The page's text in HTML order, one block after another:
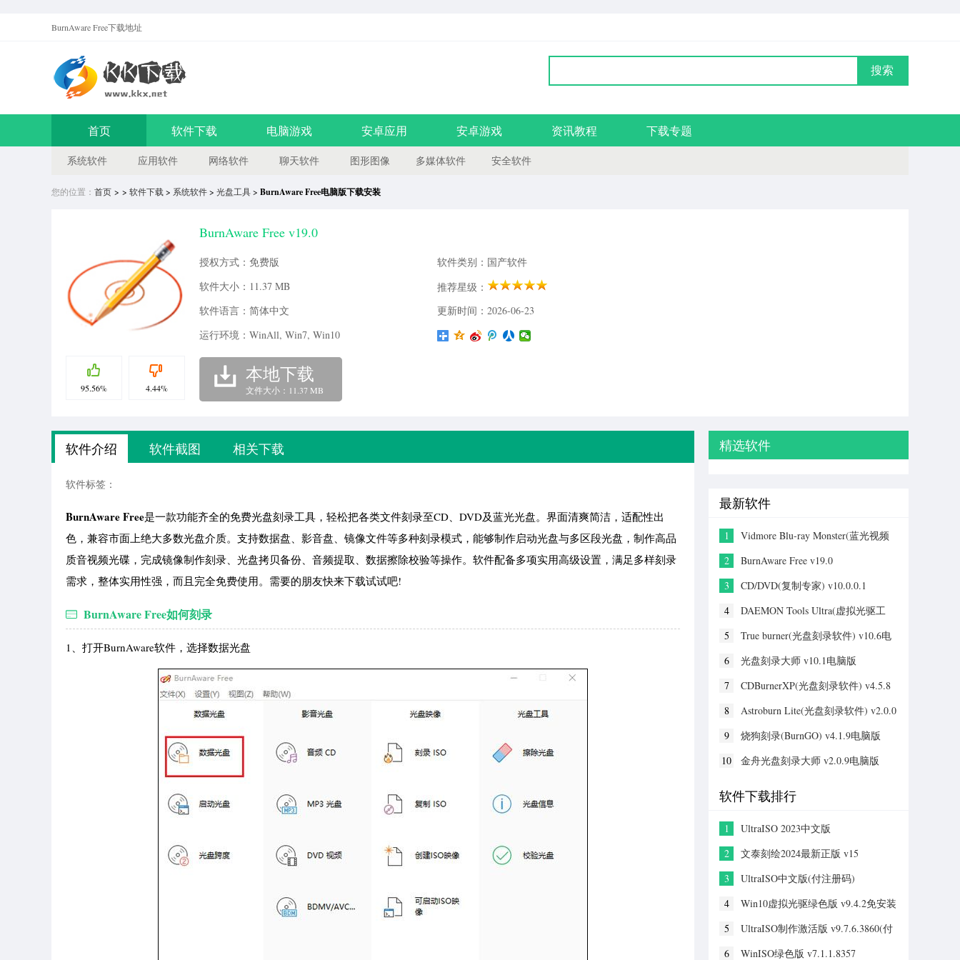
BurnAware Free下载地址
搜索
首页 软件下载 电脑游戏 安卓应用 安卓游戏 资讯教程 下载专题
系统软件 应用软件 网络软件 聊天软件 图形图像 多媒体软件 安全软件
您的位置： 首页 > > 软件下载 > 系统软件> 光盘工具> BurnAware Free电脑版下载安装
95.56% 4.44%
BurnAware Free v19.0
授权方式：免费版
软件类别：国产软件
软件大小：11.37 MB
推荐星级：
软件语言：简体中文
更新时间：2026-06-23
运行环境：WinAll, Win7, Win10
本地下载
文件大小：11.37 MB
软件介绍 软件截图 相关下载
软件标签：
BurnAware Free是一款功能齐全的免费光盘刻录工具，轻松把各类文件刻录至CD、DVD及蓝光光盘。界面清爽简洁，适配性出
色，兼容市面上绝大多数光盘介质。支持数据盘、影音盘、镜像文件等多种刻录模式，能够制作启动光盘与多区段光盘，制作高品
质音视频光碟，完成镜像制作刻录、光盘拷贝备份、音频提取、数据擦除校验等操作。软件配备多项实用高级设置，满足多样刻录
需求，整体实用性强，而且完全免费使用。需要的朋友快来下载试试吧!
BurnAware Free如何刻录
1、打开BurnAware软件，选择数据光盘
精选软件
最新软件
1
Vidmore Blu‑ray Monster(蓝光视频
2
BurnAware Free v19.0
3
CD/DVD(复制专家) v10.0.0.1
4
DAEMON Tools Ultra(虚拟光驱工
5
True burner(光盘刻录软件) v10.6电
6
光盘刻录大师 v10.1电脑版
7
CDBurnerXP(光盘刻录软件) v4.5.8
8
Astroburn Lite(光盘刻录软件) v2.0.0
9
烧狗刻录(BurnGO) v4.1.9电脑版
10
金舟光盘刻录大师 v2.0.9电脑版
软件下载排行
1
UltraISO 2023中文版
2
文泰刻绘2024最新正版 v15
3
UltraISO中文版(付注册码)
4
Win10虚拟光驱绿色版 v9.4.2免安装
5
UltraISO制作激活版 v9.7.6.3860(付
6 WinISO绿色版 v7.1.1.8357